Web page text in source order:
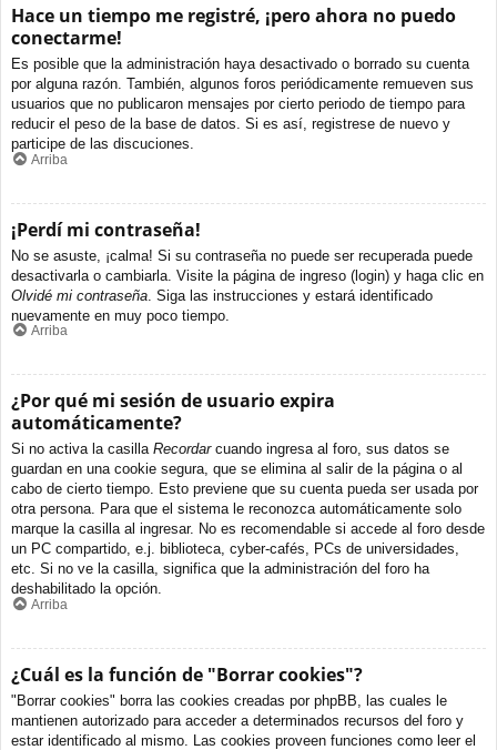
Hace un tiempo me registré, ¡pero ahora no puedo
conectarme!
Es posible que la administración haya desactivado o borrado su cuenta
por alguna razón. También, algunos foros periódicamente remueven sus
usuarios que no publicaron mensajes por cierto periodo de tiempo para
reducir el peso de la base de datos. Si es así, registrese de nuevo y
participe de las discuciones.
Arriba
¡Perdí mi contraseña!
No se asuste, ¡calma! Si su contraseña no puede ser recuperada puede
desactivarla o cambiarla. Visite la página de ingreso (login) y haga clic en
Olvidé mi contraseña . Siga las instrucciones y estará identificado
nuevamente en muy poco tiempo.
Arriba
¿Por qué mi sesión de usuario expira
automáticamente?
Si no activa la casilla Recordarcuando ingresa al foro, sus datos se
guardan en una cookie segura, que se elimina al salir de la página o al
cabo de cierto tiempo. Esto previene que su cuenta pueda ser usada por
otra persona. Para que el sistema le reconozca automáticamente solo
marque la casilla al ingresar. No es recomendable si accede al foro desde
un PC compartido, e.j. biblioteca, cyber-cafés, PCs de universidades,
etc. Si no ve la casilla, significa que la administración del foro ha
deshabilitado la opción.
Arriba
¿Cuál es la función de "Borrar cookies"?
"Borrar cookies" borra las cookies creadas por phpBB, las cuales le
mantienen autorizado para acceder a determinados recursos del foro y
estar identificado al mismo. Las cookies proveen funciones como leer el